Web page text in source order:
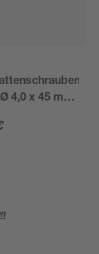
4,0 x 45 mm